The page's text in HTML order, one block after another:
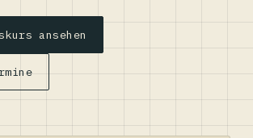
ansehen